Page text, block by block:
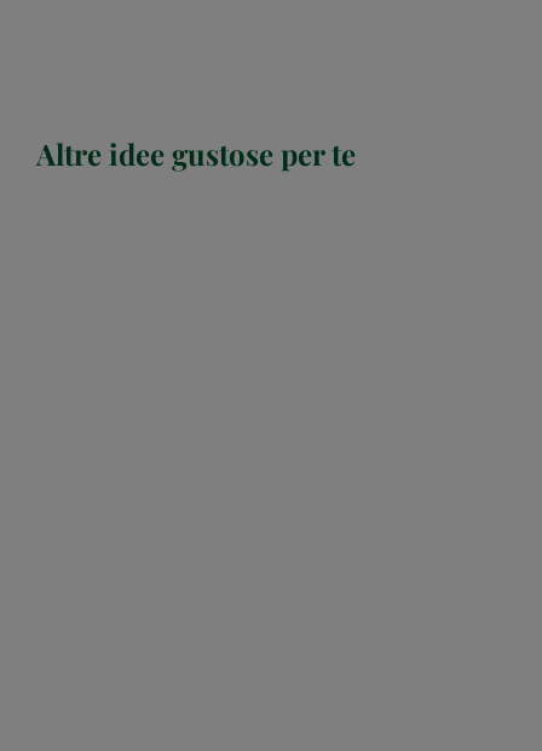
Altre idee gustose per te